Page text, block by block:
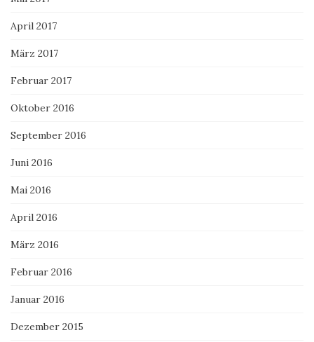
April 2017
März 2017
Februar 2017
Oktober 2016
September 2016
Juni 2016
Mai 2016
April 2016
März 2016
Februar 2016
Januar 2016
Dezember 2015